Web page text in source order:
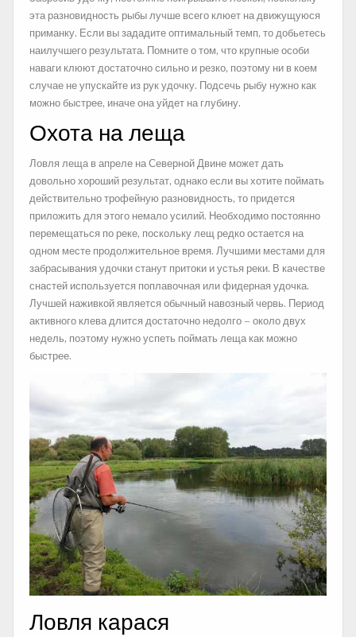
эта разновидность рыбы лучше всего клюет на движущуюся
приманку. Если вы зададите оптимальный темп, то добьетесь
наилучшего результата. Помните о том, что крупные особи
наваги клюют достаточно сильно и резко, поэтому ни в коем
случае не упускайте из рук удочку. Подсечь рыбу нужно как
можно быстрее, иначе она уйдет на глубину.
Охота на леща
Ловля леща в апреле на Северной Двине может дать
довольно хороший результат, однако если вы хотите поймать
действительно трофейную разновидность, то придется
приложить для этого немало усилий. Необходимо постоянно
перемещаться по реке, поскольку лещ редко остается на
одном месте продолжительное время. Лучшими местами для
забрасывания удочки станут притоки и устья реки. В качестве
снастей используется поплавочная или фидерная удочка.
Лучшей наживкой является обычный навозный червь. Период
активного клева длится достаточно недолго – около двух
недель, поэтому нужно успеть поймать леща как можно
быстрее.
Ловля карася